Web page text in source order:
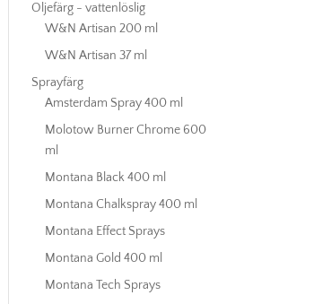
Oljefärg - vattenlöslig
W&N Artisan 200 ml
W&N Artisan 37 ml
Sprayfärg
Amsterdam Spray 400 ml
Molotow Burner Chrome 600
ml
Montana Black 400 ml
Montana Chalkspray 400 ml
Montana Effect Sprays
Montana Gold 400 ml
Montana Tech Sprays